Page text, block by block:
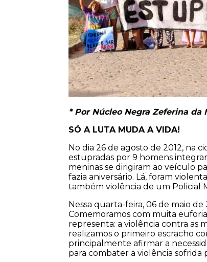
* Por Núcleo Negra Zeferina da
SÓ A LUTA MUDA A VIDA!
No dia 26 de agosto de 2012, na
estupradas por 9 homens
meninas se dirigiram ao veículo
fazia aniversário. Lá, foram
também violência de um Policial
Nessa quarta-feira, 06 de maio
Comemoramos com muita
representa: a violência contra as
realizamos o primeiro escracho
principalmente afirmar a
para combater a violência sofrida